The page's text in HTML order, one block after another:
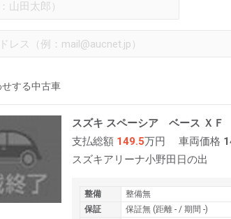
する中古車
スズキ スペーシア ベース Ｘ
支払総額 149.5万円 車両価格
スズキアリーナ小野田日の出
整備
整備無
保証
保証無 (距離 - / 期間 -)